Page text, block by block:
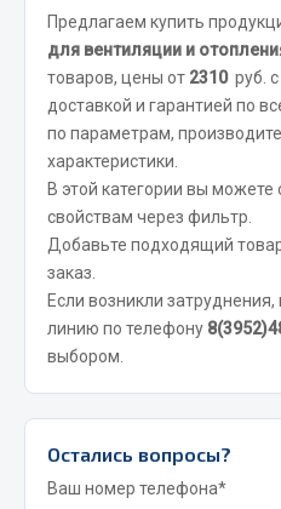
Показать
Весь раздел
Смазочные
Масла
Охладжающие жидкости
Технические жидкости
Весь раздел
Болты
Предлагаем купить
для вентиляции и
товаров, цены от 2310 руб.
доставкой и гарантией по
по параметрам,
характеристики.
В этой категории вы можете
свойствам через фильтр.
Добавьте подходящий
заказ.
Если возникли
линию по телефону
выбором.
Остались вопросы?
Ваш номер телефона*